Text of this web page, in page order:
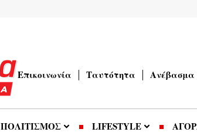
Επικοινωνία Ταυτότητα Ανέβασμα
ΠΟΛΙΤΙΣΜΟΣ LIFESTYLE